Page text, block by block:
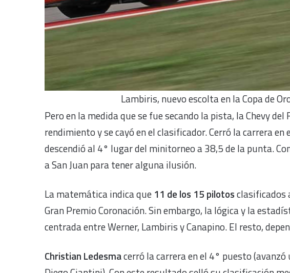
Lambiris, nuevo escolta en la Copa de
Pero en la medida que se fue secando la pista, la Chevy
rendimiento y se cayó en el clasificador. Cerró la carrera
descendió al 4° lugar del minitorneo a 38,5 de la punta.
a San Juan para tener alguna ilusión.
La matemática indica que 11 de los 15 pilotosclasificados
Gran Premio Coronación. Sin embargo, la lógica y la
centrada entre Werner, Lambiris y Canapino. El resto,
Christian Ledesmacerró la carrera en el 4° puesto